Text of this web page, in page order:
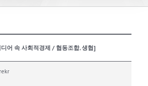
어 속 사회적경제 / 협동조합, 생협]